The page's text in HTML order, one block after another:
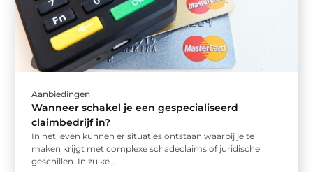
Aanbiedingen
Wanneer schakel je een gespecialiseerd
claimbedrijf in?
In het leven kunnen er situaties ontstaan waarbij je te
maken krijgt met complexe schadeclaims of juridische
geschillen. In zulke ...